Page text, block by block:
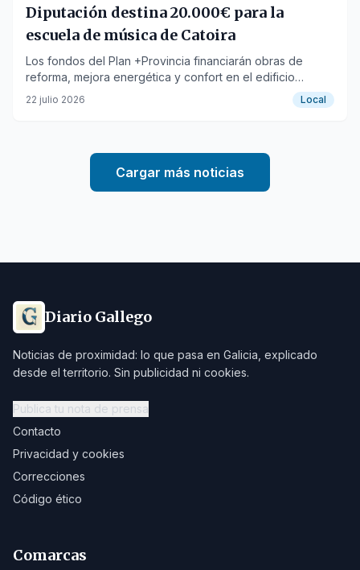
Diputación destina 20.000€ para la
escuela de música de Catoira
Los fondos del Plan +Provincia financiarán obras de
reforma, mejora energética y confort en el edificio
municipal.
22 julio 2026 Local
Cargar más noticias
Diario Gallego
Noticias de proximidad: lo que pasa en Galicia, explicado
desde el territorio. Sin publicidad ni cookies.
Publica tu nota de prensa
Contacto
Privacidad y cookies
Correcciones
Código ético
Comarcas